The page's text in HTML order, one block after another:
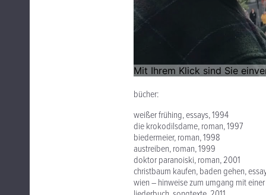
bücher:
weißer frühing, essays, 1994
die krokodilsdame, roman, 1997
biedermeier, roman, 1998
austreiben, roman, 1999
doktor paranoiski, roman, 2001
christbaum kaufen, baden gehen,
wien – hinweise zum umgang mit